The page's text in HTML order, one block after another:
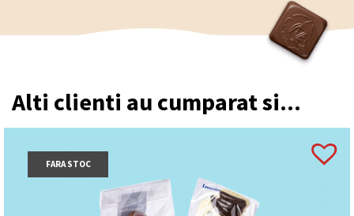
Alti clienti au cumparat si...
FARA STOC